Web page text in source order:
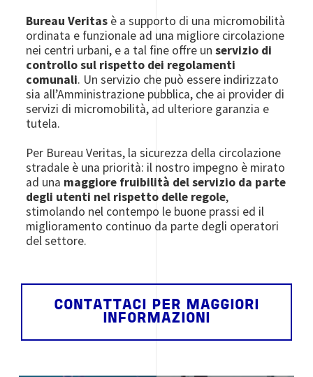
Bureau Veritas è a supporto di una micromobilità
ordinata e funzionale ad una migliore circolazione
nei centri urbani, e a tal fine offre unservizio di
controllo sul rispetto dei regolamenti
comunali. Un servizio che può essere indirizzato
sia all’Amministrazione pubblica, che ai provider di
servizi di micromobilità, ad ulteriore garanzia e
tutela.
Per Bureau Veritas, la sicurezza della circolazione
stradale è una priorità: il nostro impegno è mirato
ad una maggiore fruibilità del servizio da parte
degli utenti nel rispetto delle regole,
stimolando nel contempo le buone prassi ed il
miglioramento continuo da parte degli operatori
del settore.
CONTATTACI PER MAGGIORI
INFORMAZIONI